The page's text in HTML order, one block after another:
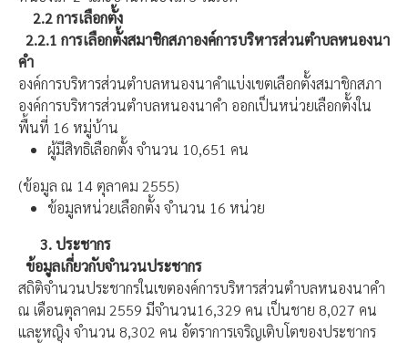
2.2การเลือกตั้ง
2.2.1 การเลือกตั้งสมาชิกสภาองค์การบริหารส่วนตำบลหนองนา
คำ
องค์การบริหารส่วนตำบลหนองนาคำแบ่งเขตเลือกตั้งสมาชิกสภา
องค์การบริหารส่วนตำบลหนองนาคำ ออกเป็นหน่วยเลือกตั้งใน
พื้นที่ 16 หมู่บ้าน
ผู้มีสิทธิเลือกตั้ง จำนวน 10,651 คน
(ข้อมูล ณ 14 ตุลาคม 2555)
ข้อมูลหน่วยเลือกตั้ง จำนวน 16 หน่วย
3.ประชากร
ข้อมูลเกี่ยวกับจำนวนประชากร
สถิติจำนวนประชากรในเขตองค์การบริหารส่วนตำบลหนองนาคำ
ณ เดือนตุลาคม 2559 มีจำนวน16,329 คน เป็นชาย 8,027 คน
และหญิง จำนวน 8,302 คน อัตราการเจริญเติบโตของประชากร